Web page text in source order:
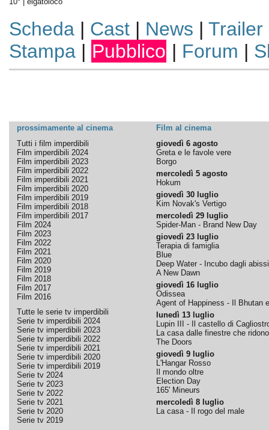
Scheda| Cast| News | Trailer
Stampa| Pubblico | Forum |
prossimamente al cinema
Film al cinema
Tutti i film imperdibili
Film imperdibili 2024
Film imperdibili 2023
Film imperdibili 2022
Film imperdibili 2021
Film imperdibili 2020
Film imperdibili 2019
Film imperdibili 2018
Film imperdibili 2017
Film 2024
Film 2023
Film 2022
Film 2021
Film 2020
Film 2019
Film 2018
Film 2017
Film 2016
Tutte le serie tv imperdibili
Serie tv imperdibili 2024
Serie tv imperdibili 2023
Serie tv imperdibili 2022
Serie tv imperdibili 2021
Serie tv imperdibili 2020
Serie tv imperdibili 2019
Serie tv 2024
Serie tv 2023
Serie tv 2022
Serie tv 2021
Serie tv 2020
Serie tv 2019
giovedì 6 agosto
Greta e le favole vere
Borgo
mercoledì 5 agosto
Hokum
giovedì 30 luglio
Kim Novak's Vertigo
mercoledì 29 luglio
Spider-Man - Brand New Day
giovedì 23 luglio
Terapia di famiglia
Blue
Deep Water - Incubo dagli abissi
A New Dawn
giovedì 16 luglio
Odissea
Agent of Happiness - Il Bhutan
lunedì 13 luglio
Lupin III - Il castello di
La casa dalle finestre che ridono
The Doors
giovedì 9 luglio
L'Hangar Rosso
Il mondo oltre
Election Day
165' Mineurs
mercoledì 8 luglio
La casa - Il rogo del male